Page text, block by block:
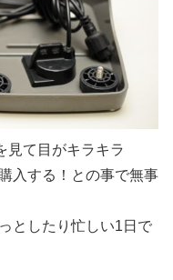
見て目がキラキラ
入する！との事で無事
としたり忙しい1日で